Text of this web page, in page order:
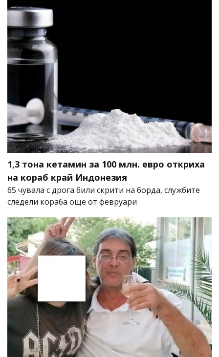
1,3 тона кетамин за 100 млн. евро откриха
на кораб край Индонезия
65 чувала с дрога били скрити на борда, службите
следели кораба още от февруари